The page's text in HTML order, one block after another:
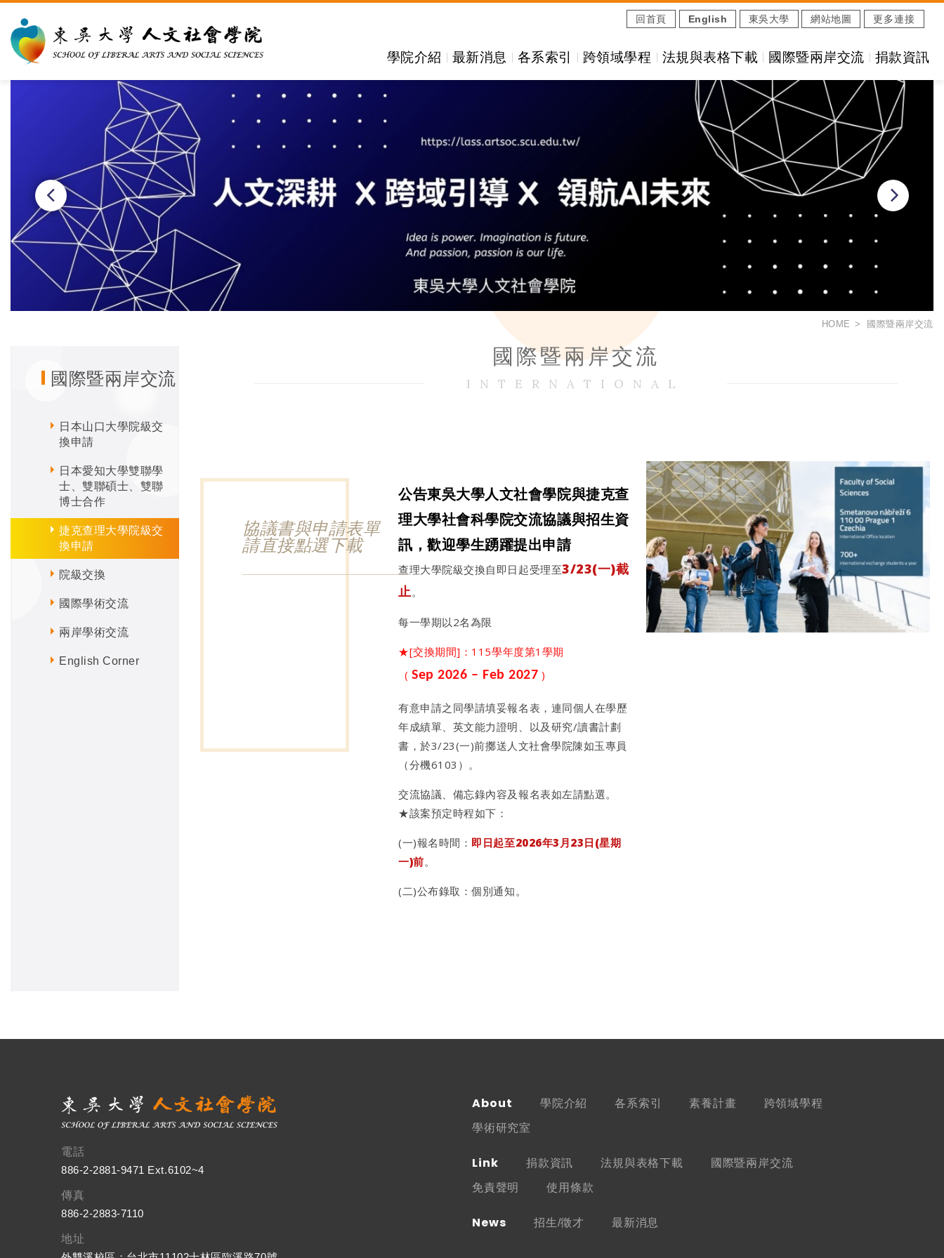
學院介紹 最新消息 各系索引 跨領域學程 法規與表格下載 國際暨兩岸交流 捐款資訊
回首頁 English 東吳大學 網站地圖 更多連接
HOME 國際暨兩岸交流
國際暨兩岸交流
日本山口大學院級交
換申請
日本愛知大學雙聯學
士、雙聯碩士、雙聯
博士合作
捷克查理大學院級交
換申請
院級交換
國際學術交流
兩岸學術交流
English Corner
國際暨兩岸交流
INTERNATIONAL
協議書與申請表單
請直接點選下載
公告東吳大學人文社會學院與捷克查
理大學社會科學院交流協議與招生資
訊，歡迎學生踴躍提出申請
查理大學院級交換自即日起受理至3/23(一)截
止 。
每一學期以2名為限
★[交換期間]：115學年度第1學期
(Sep 2026 – Feb 2027 )
有意申請之同學請填妥報名表，連同個人在學歷
年成績單、英文能力證明、以及研究/讀書計劃
書，於3/23(一)前擲送人文社會學院陳如玉專員
（分機6103）。
交流協議、備忘錄內容及報名表如左請點選。
★該案預定時程如下：
(一)報名時間： 即日起至2026年3月23日(星期
一)前。
(二)公布錄取：個別通知 。
電話
886-2-2881-9471 Ext.6102~4
傳真
886-2-2883-7110
地址
About 學院介紹 各系索引 素養計畫 跨領域學程
學術研究室
Link 捐款資訊 法規與表格下載 國際暨兩岸交流
免責聲明 使用條款
News 招生/徵才 最新消息